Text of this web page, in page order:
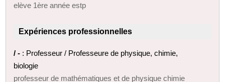
elève 1ère année estp
Expériences professionnelles
/ - : Professeur / Professeure de physique, chimie,
biologie
professeur de mathématiques et de physique chimie